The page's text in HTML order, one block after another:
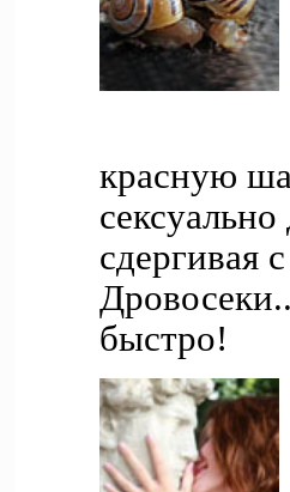
красную
сдергивая
быстро!